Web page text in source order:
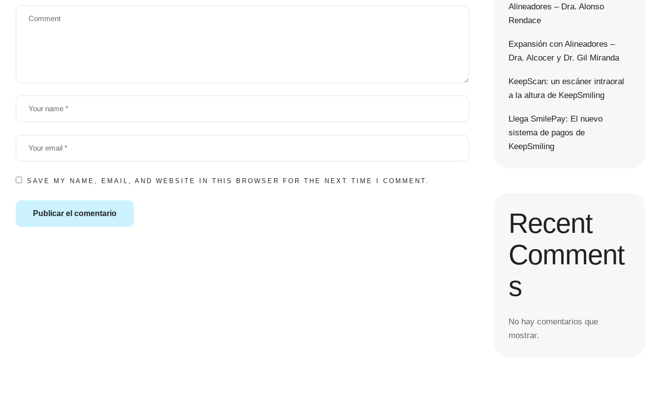
SAVE MY NAME, EMAIL, AND WEBSITE IN THIS BROWSER FOR THE NEXT TIME I COMMENT.
Alineadores – Dra. Alonso
Rendace
Expansión con Alineadores –
Dra. Alcocer y Dr. Gil Miranda
KeepScan: un escáner intraoral
a la altura de KeepSmiling
Llega SmilePay: El nuevo
sistema de pagos de
KeepSmiling
Recent
Comment
s
No hay comentarios que
mostrar.